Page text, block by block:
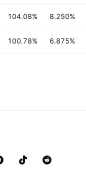
104.08% 8.250%
100.78% 6.875%